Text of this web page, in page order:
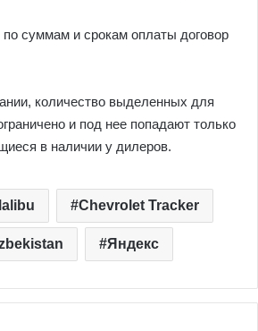
суммам и срокам оплаты договор
количество выделенных для
и под нее попадают только
в наличии у дилеров.
Chevrolet Tracker
Яндекс